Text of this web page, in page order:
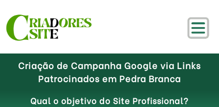
Criação de Campanha Google via Links
Patrocinados em Pedra Branca
Qual o objetivo do Site Profissional?